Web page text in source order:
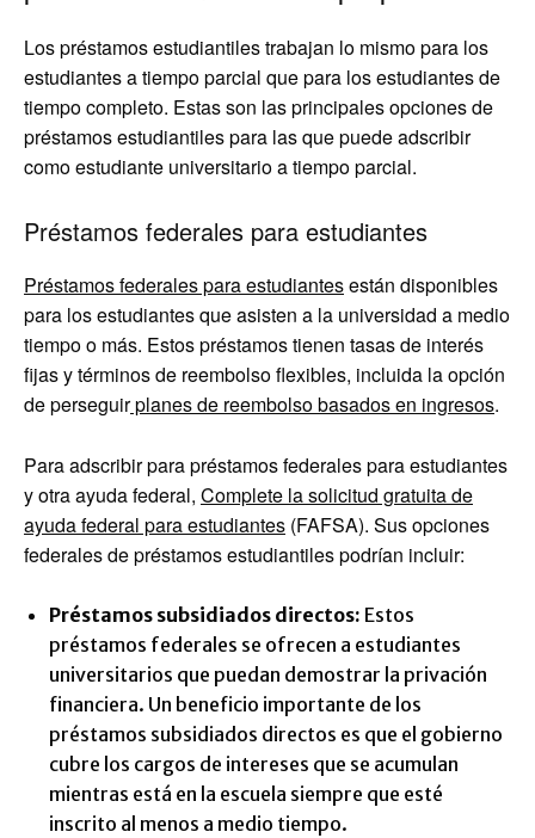
Los préstamos estudiantiles trabajan lo mismo para los
estudiantes a tiempo parcial que para los estudiantes de
tiempo completo. Estas son las principales opciones de
préstamos estudiantiles para las que puede adscribir
como estudiante universitario a tiempo parcial.
Préstamos federales para estudiantes
Préstamos federales para estudiantesestán disponibles
para los estudiantes que asisten a la universidad a medio
tiempo o más. Estos préstamos tienen tasas de interés
fijas y términos de reembolso flexibles, incluida la opción
de perseguirplanes de reembolso basados ​​en ingresos.
Para adscribir para préstamos federales para estudiantes
y otra ayuda federal, Complete la solicitud gratuita de
ayuda federal para estudiantes (FAFSA). Sus opciones
federales de préstamos estudiantiles podrían incluir:
Préstamos subsidiados directos: Estos
préstamos federales se ofrecen a estudiantes
universitarios que puedan demostrar la privación
financiera. Un beneficio importante de los
préstamos subsidiados directos es que el gobierno
cubre los cargos de intereses que se acumulan
mientras está en la escuela siempre que esté
inscrito al menos a medio tiempo.